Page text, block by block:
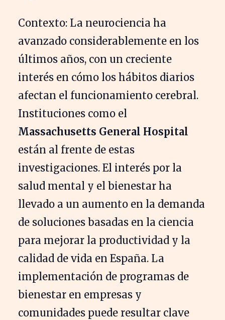
Contexto: La neurociencia ha
avanzado considerablemente en los
últimos años, con un creciente
interés en cómo los hábitos diarios
afectan el funcionamiento cerebral.
Instituciones como el
Massachusetts General Hospital
están al frente de estas
investigaciones. El interés por la
salud mental y el bienestar ha
llevado a un aumento en la demanda
de soluciones basadas en la ciencia
para mejorar la productividad y la
calidad de vida en España. La
implementación de programas de
bienestar en empresas y
comunidades puede resultar clave